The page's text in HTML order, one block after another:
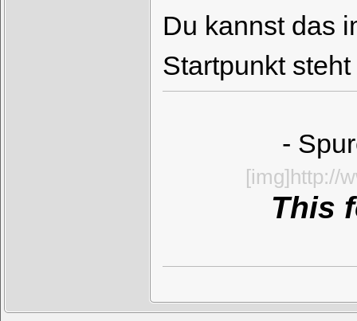
Du kannst das
Startpunkt
-
[img]http://
This